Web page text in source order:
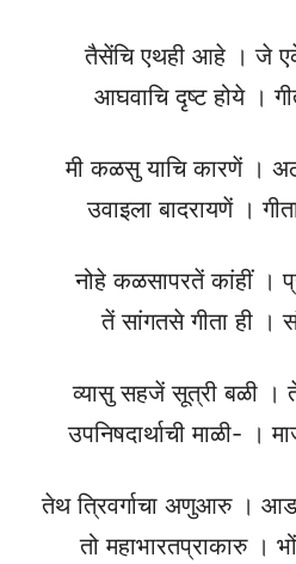
तैसेंचि एथही आहे । जे
आघवाचि दृष्ट होये ।
मी कळसु याचि कारणें ।
उवाइला बादरायणें ।
नोहे कळसापरतें कांहीं ।
तें सांगतसे गीता ही
व्यासु सहजें सूत्री बळी ।
उपनिषदार्थाची माळी- ।
तेथ त्रिवर्गाचा अणुआरु ।
तो महाभारतप्राकारु ।